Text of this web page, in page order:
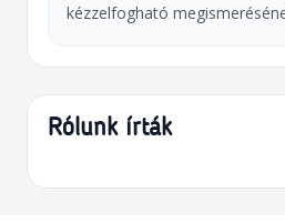
kézzelfogható
Rólunk írták